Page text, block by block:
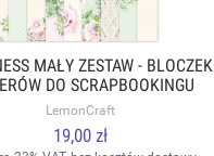
MAŁY ZESTAW - BLOCZEK
DO SCRAPBOOKINGU
- LEMONCRAFT
LemonCraft
19,00 zł